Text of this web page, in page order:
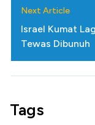
Next Article
Israel Kumat
Tewas Dibunuh
Tags